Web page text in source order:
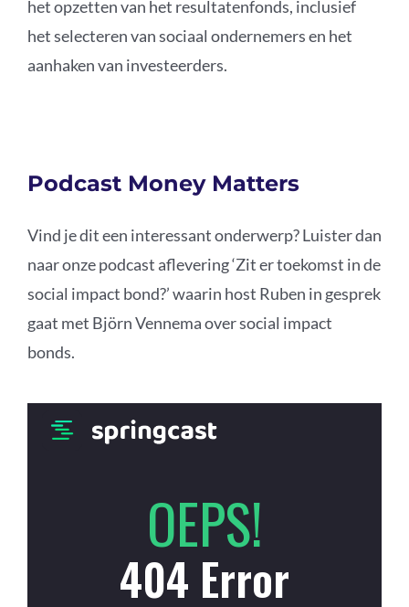
het opzetten van het resultatenfonds, inclusief
het selecteren van sociaal ondernemers en het
aanhaken van investeerders.
Podcast Money Matters
Vind je dit een interessant onderwerp? Luister dan
naar onze podcast aflevering ‘Zit er toekomst in de
social impact bond?’ waarin host Ruben in gesprek
gaat met Björn Vennema over social impact
bonds.